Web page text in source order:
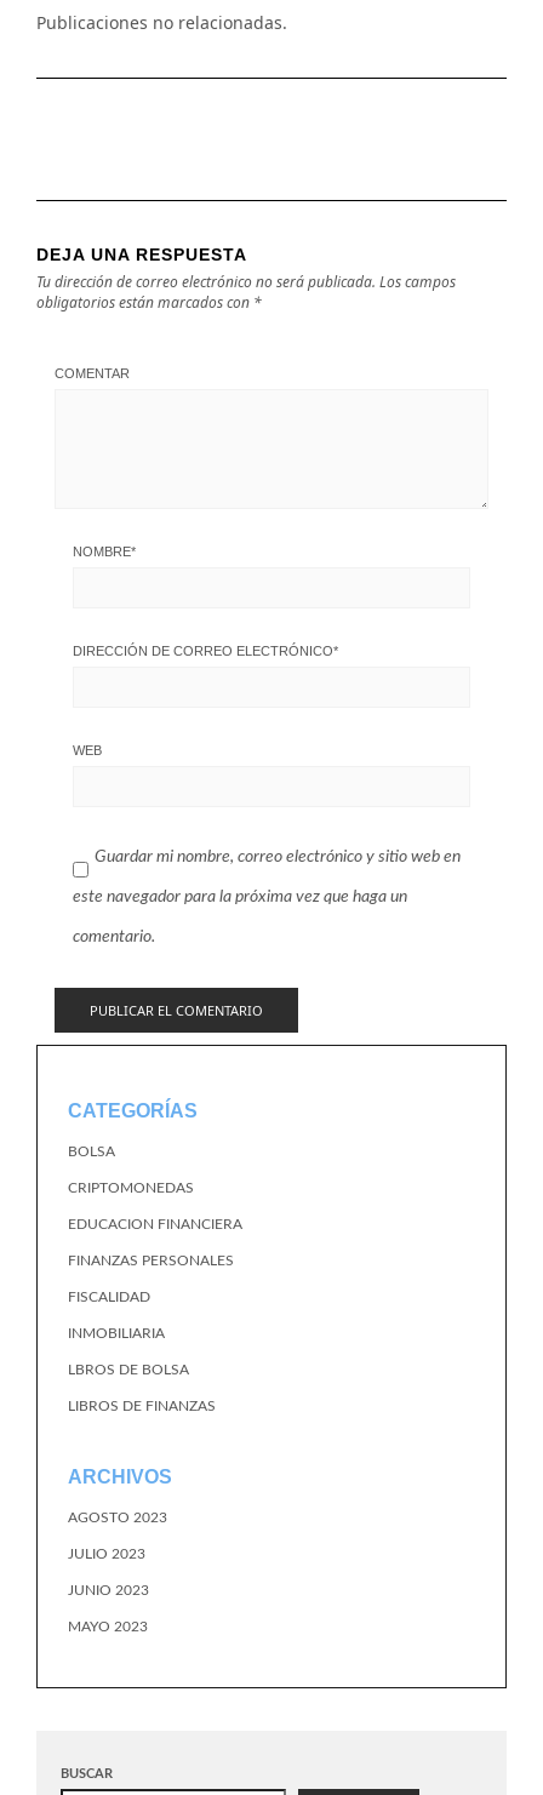
Publicaciones no relacionadas.
DEJA UNA RESPUESTA
Tu dirección de correo electrónico no será publicada. Los campos
obligatorios están marcados con *
COMENTAR
NOMBRE*
DIRECCIÓN DE CORREO ELECTRÓNICO*
WEB
Guardar mi nombre, correo electrónico y sitio web en
este navegador para la próxima vez que haga un
comentario.
CATEGORÍAS
BOLSA
CRIPTOMONEDAS
EDUCACION FINANCIERA
FINANZAS PERSONALES
FISCALIDAD
INMOBILIARIA
LBROS DE BOLSA
LIBROS DE FINANZAS
ARCHIVOS
AGOSTO 2023
JULIO 2023
JUNIO 2023
MAYO 2023
BUSCAR